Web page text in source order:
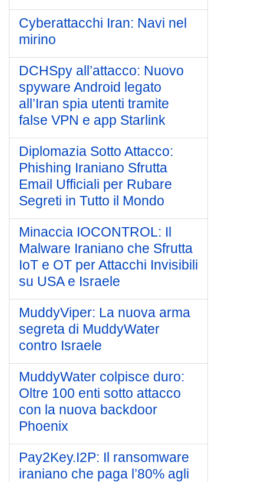
Cyberattacchi Iran: Navi nel
mirino
DCHSpy all’attacco: Nuovo
spyware Android legato
all’Iran spia utenti tramite
false VPN e app Starlink
Diplomazia Sotto Attacco:
Phishing Iraniano Sfrutta
Email Ufficiali per Rubare
Segreti in Tutto il Mondo
Minaccia IOCONTROL: Il
Malware Iraniano che Sfrutta
IoT e OT per Attacchi Invisibili
su USA e Israele
MuddyViper: La nuova arma
segreta di MuddyWater
contro Israele
MuddyWater colpisce duro:
Oltre 100 enti sotto attacco
con la nuova backdoor
Phoenix
Pay2Key.I2P: Il ransomware
iraniano che paga l’80% agli